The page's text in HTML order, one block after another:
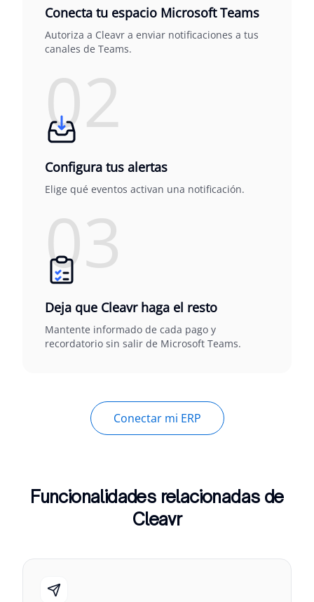
Conecta tu espacio Microsoft Teams
Autoriza a Cleavr a enviar notificaciones a tus
canales de Teams.
02
Configura tus alertas
Elige qué eventos activan una notificación.
03
Deja que Cleavr haga el resto
Mantente informado de cada pago y
recordatorio sin salir de Microsoft Teams.
Conectar mi ERP
Funcionalidades relacionadas de
Cleavr